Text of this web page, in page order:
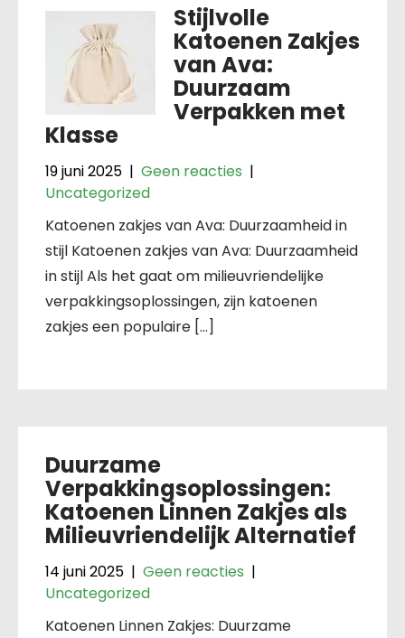
Stijlvolle
Katoenen Zakjes
van Ava:
Duurzaam
Verpakken met
Klasse
19 juni 2025 | Geen reacties |
Uncategorized
Katoenen zakjes van Ava: Duurzaamheid in
stijl Katoenen zakjes van Ava: Duurzaamheid
in stijl Als het gaat om milieuvriendelijke
verpakkingsoplossingen, zijn katoenen
zakjes een populaire […]
Duurzame
Verpakkingsoplossingen:
Katoenen Linnen Zakjes als
Milieuvriendelijk Alternatief
14 juni 2025 | Geen reacties |
Uncategorized
Katoenen Linnen Zakjes: Duurzame